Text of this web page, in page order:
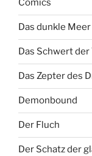
Comics
Das dunkle
Das Schwert
Das Zepter des
Demonbound
Der Fluch
Der Schatz der